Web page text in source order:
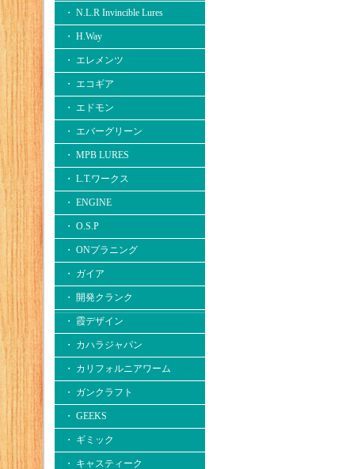
・ N.L.R Invincible Lures
・ H.Way
・ エレメンツ
・ エコギア
・ エドモン
・ エバーグリーン
・ MPB LURES
・ L.T.ワークス
・ ENGINE
・ O.S.P
・ ONプラニング
・ ガイア
・ 開発クランク
・ 霞デザイン
・ カハラジャパン
・ カリフォルニアワーム
・ ガンクラフト
・ GEEKS
・ ギミック
・ キャスティーク